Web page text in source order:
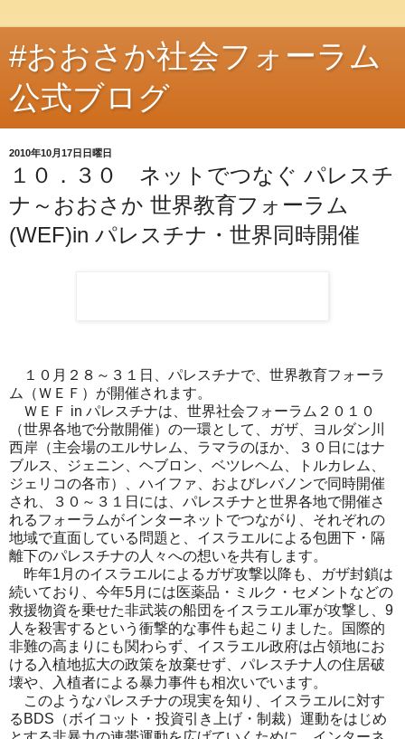
#おおさか社会フォーラム
公式ブログ
2010年10月17日日曜日
１０．３０ ネットでつなぐ パレスチ
ナ～おおさか 世界教育フォーラム
(WEF)in パレスチナ・世界同時開催
１０月２８～３１日、パレスチナで、世界教育フォーラ
ム（ＷＥＦ）が開催されます。
ＷＥＦ in パレスチナは、世界社会フォーラム２０１０
（世界各地で分散開催）の一環として、ガザ、ヨルダン川
西岸（主会場のエルサレム、ラマラのほか、３０日にはナ
ブルス、ジェニン、ヘブロン、ベツレヘム、トルカレム、
ジェリコの各市）、ハイファ、およびレバノンで同時開催
され、３０～３１日には、パレスチナと世界各地で開催さ
れるフォーラムがインターネットでつながり、それぞれの
地域で直面している問題と、イスラエルによる包囲下・隔
離下のパレスチナの人々への想いを共有します。
昨年1月のイスラエルによるガザ攻撃以降も、ガザ封鎖は
続いており、今年5月には医薬品・ミルク・セメントなどの
救援物資を乗せた非武装の船団をイスラエル軍が攻撃し、9
人を殺害するという衝撃的な事件も起こりました。国際的
非難の高まりにも関わらず、イスラエル政府は占領地にお
ける入植地拡大の政策を放棄せず、パレスチナ人の住居破
壊や、入植者による暴力事件も相次いでいます。
このようなパレスチナの現実を知り、イスラエルに対す
るBDS（ボイコット・投資引き上げ・制裁）運動をはじめ